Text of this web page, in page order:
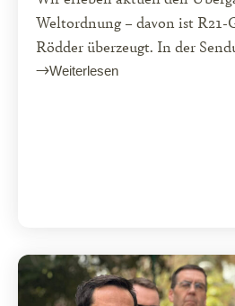
Weltordnung – davon ist R21-
Rödder überzeugt. In der
Weiterlesen